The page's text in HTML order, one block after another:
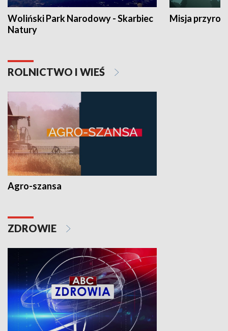
Woliński Park Narodowy - Skarbiec
Natury
Misja
ROLNICTWO I WIEŚ
Agro-szansa
ZDROWIE